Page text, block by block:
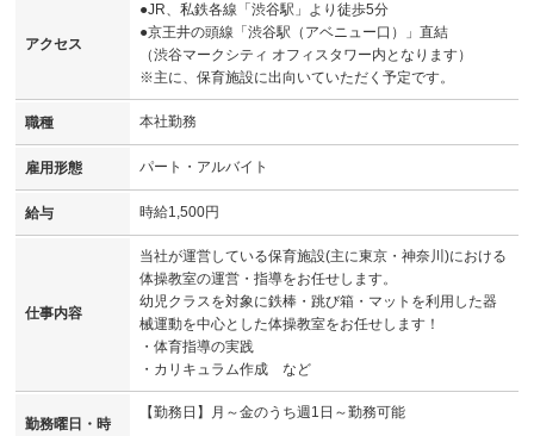
アクセス
●JR、私鉄各線「渋谷駅」より徒歩5分
●京王井の頭線「渋谷駅（アベニュー口）」直結
（渋谷マークシティ オフィスタワー内となります）
※主に、保育施設に出向いていただく予定です。
職種 本社勤務
雇用形態 パート・アルバイト
給与 時給1,500円
仕事内容
当社が運営している保育施設(主に東京・神奈川)における
体操教室の運営・指導をお任せします。
幼児クラスを対象に鉄棒・跳び箱・マットを利用した器
械運動を中心とした体操教室をお任せします！
・体育指導の実践
・カリキュラム作成 など
勤務曜日・時
【勤務日】月～金のうち週1日～勤務可能